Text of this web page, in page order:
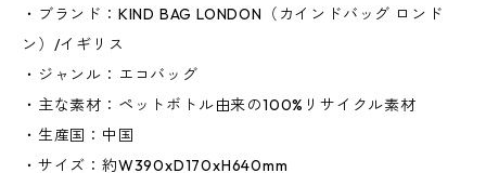
・ブランド：KIND BAG LONDON（カインドバッグ ロンド
ン）/イギリス
・ジャンル：エコバッグ
・主な素材：ペットボトル由来の100%リサイクル素材
・生産国：中国
・サイズ：約W390xD170xH640mm